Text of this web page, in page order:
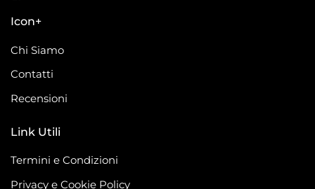
Icon+
Chi Siamo
Contatti
Recensioni
Link Utili
Termini e Condizioni
Privacy e Cookie Policy